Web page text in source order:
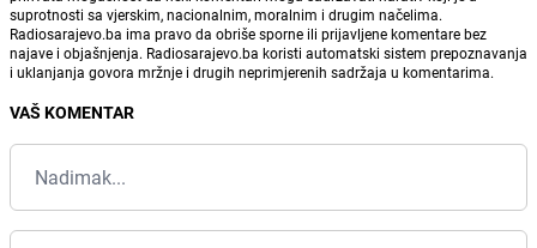
suprotnosti sa vjerskim, nacionalnim, moralnim i drugim načelima.
Radiosarajevo.ba ima pravo da obriše sporne ili prijavljene komentare bez
najave i objašnjenja. Radiosarajevo.ba koristi automatski sistem prepoznavanja
i uklanjanja govora mržnje i drugih neprimjerenih sadržaja u komentarima.
VAŠ KOMENTAR